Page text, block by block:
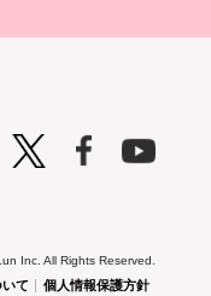
Inc. All Rights Reserved.
て 個人情報保護方針